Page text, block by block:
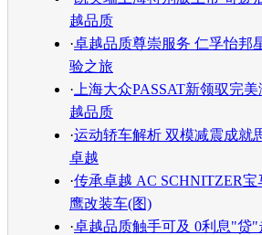
越品质
·卓越品质尊崇服务 仁孚怡邦
验之旅
· 上海大众PASSAT新领驭完
越品质
·运动轿车解析 双模减震成就
卓越
·传承卓越 AC SCHNITZER宝
鹰改装车(图)
·卓越品质触手可及 0利息"贷"